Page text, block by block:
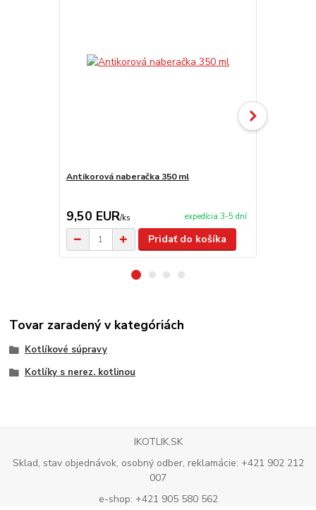
Antikorová naberačka 350 ml
9,50 EUR/ks expedícia 3-5 dní
Pridať do košíka
Tovar zaradený v kategóriách
Kotlíkové súpravy
Kotlíky s nerez. kotlinou
IKOTLIK.SK
Sklad, stav objednávok, osobný odber, reklamácie: +421 902 212
007
e-shop: +421 905 580 562